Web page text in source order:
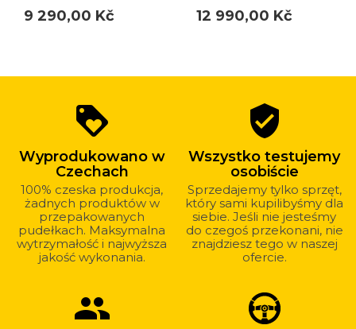
9 290,00 Kč 12 990,00 Kč
Dlaczego
u
loyalty
Wyprodukowano w
Czechach
100% czeska produkcja,
żadnych produktów w
przepakowanych
pudełkach. Maksymalna
wytrzymałość i najwyższa
jakość wykonania.
verified_user
Wszystko testujemy
osobiście
Sprzedajemy tylko sprzęt,
który sami kupilibyśmy dla
siebie. Jeśli nie jesteśmy
do czegoś przekonani, nie
znajdziesz tego w naszej
ofercie.
group